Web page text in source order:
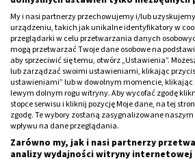
My i nasi partnerzy przechowujemy i/lub
urządzeniu, takich jak unikalne identyfikatory w
przeglądarki w celu przetwarzania danych
mogą przetwarzać Twoje dane osobowe na
aby sprzeciwić się temu, otwórz „Ustawienia”.
lub zarządzać swoimi ustawieniami, klikając
ustawieniami” lub w dowolnym momencie, klikając
lewym dolnym rogu witryny. Aby wycofać zgodę
stopce serwisu i kliknij pozycję Moje dane, na tej
zgodę. Te wybory zostaną zasygnalizowane
wpływu na dane przeglądania.
Zarówno my, jak i nasi partnerzy
analizy wydajności witryny internetowej